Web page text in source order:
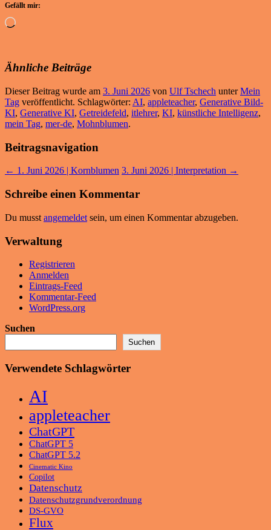
Gefällt mir:
Wird
Ähnliche Beiträge
Dieser Beitrag wurde am 3. Juni 2026 von Ulf Tschech unterMein
Tag veröffentlicht. Schlagwörter: AI, appleteacher, Generative Bild-
KI, Generative KI, Getreidefeld, itlehrer, KI, künstliche Intelligenz,
mein Tag, mer-de, Mohnblumen.
Beitragsnavigation
← 1. Juni 2026 | Kornblumen 3. Juni 2026 | Interpretation →
Schreibe einen Kommentar
Du musst angemeldet sein, um einen Kommentar abzugeben.
Verwaltung
Registrieren
Anmelden
Eintrags-Feed
Kommentar-Feed
WordPress.org
Suchen
Suchen
Verwendete Schlagwörter
AI
appleteacher
ChatGPT
ChatGPT 5
ChatGPT 5.2
Cinematic Kino
Copilot
Datenschutz
Datenschutzgrundverordnung
DS-GVO
Flux